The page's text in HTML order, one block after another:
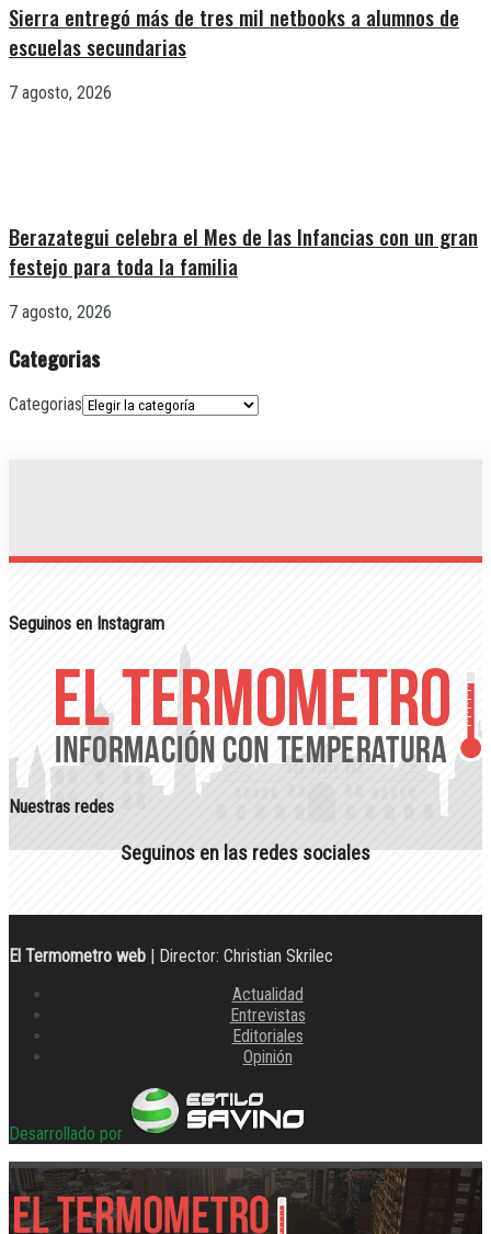
Sierra entregó más de tres mil netbooks a alumnos de
escuelas secundarias
7 agosto, 2026
Berazategui celebra el Mes de las Infancias con un gran
festejo para toda la familia
7 agosto, 2026
Categorias
Categorias
Seguinos en Instagram
Nuestras redes
Seguinos en las redes sociales
El Termometro web | Director: Christian Skrilec
Actualidad
Entrevistas
Editoriales
Opinión
Desarrollado por